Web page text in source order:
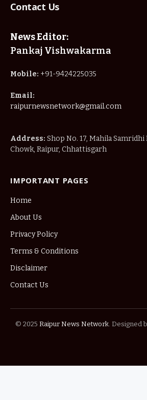
Contact Us
News Editor:
Pankaj Vishwakarma
Mobile: +91-9424225035
Email:
raipurnewsnetwork@gmail.com
Address: Shop No. 17, Mahila Samridhi
Chowk, Raipur, Chhattisgarh
IMPORTANT PAGES
Home
About Us
Privacy Policy
Terms & Conditions
Disclaimer
Contact Us
© 2025 Raipur News Network. Designed